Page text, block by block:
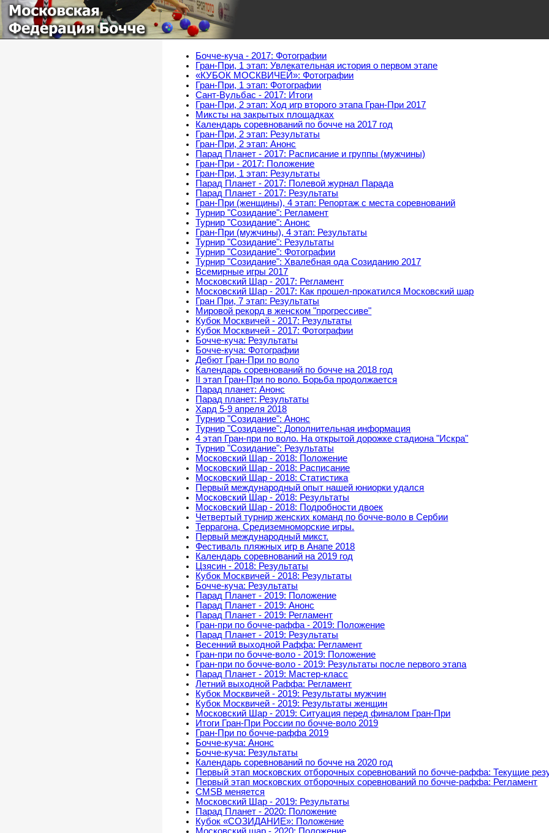
Московская
Федерация Бочче
Бочче-куча - 2017: Фотографии
Гран-При, 1 этап: Увлекательная история о первом этапе
«КУБОК МОСКВИЧЕЙ»: Фотографии
Гран-При, 1 этап: Фотографии
Сант-Вульбас - 2017: Итоги
Гран-При, 2 этап: Ход игр второго этапа Гран-При 2017
Миксты на закрытых площадках
Календарь соревнований по бочче на 2017 год
Гран-При, 2 этап: Результаты
Гран-При, 2 этап: Анонс
Парад Планет - 2017: Расписание и группы (мужчины)
Гран-При - 2017: Положение
Гран-При, 1 этап: Результаты
Парад Планет - 2017: Полевой журнал Парада
Парад Планет - 2017: Результаты
Гран-При (женщины), 4 этап: Репортаж с места соревнований
Турнир "Созидание": Регламент
Турнир "Созидание": Анонс
Гран-При (мужчины), 4 этап: Результаты
Турнир "Созидание": Результаты
Турнир "Созидание": Фотографии
Турнир "Созидание": Хвалебная ода Созиданию 2017
Всемирные игры 2017
Московский Шар - 2017: Регламент
Московский Шар - 2017: Как прошел-прокатился Московский шар
Гран При, 7 этап: Результаты
Мировой рекорд в женском "прогрессиве"
Кубок Москвичей - 2017: Результаты
Кубок Москвичей - 2017: Фотографии
Бочче-куча: Результаты
Бочче-куча: Фотографии
Дебют Гран-При по воло
Календарь соревнований по бочче на 2018 год
II этап Гран-При по воло. Борьба продолжается
Парад планет: Анонс
Парад планет: Результаты
Хард 5-9 апреля 2018
Турнир "Созидание": Анонс
Турнир "Созидание": Дополнительная информация
4 этап Гран-при по воло. На открытой дорожке стадиона "Искра"
Турнир "Созидание": Результаты
Московский Шар - 2018: Положение
Московский Шар - 2018: Расписание
Московский Шар - 2018: Статистика
Первый международный опыт нашей юниорки удался
Московский Шар - 2018: Результаты
Московский Шар - 2018: Подробности двоек
Четвертый турнир женских команд по бочче-воло в Сербии
Террагона, Средиземноморские игры.
Первый международный микст.
Фестиваль пляжных игр в Анапе 2018
Календарь соревнований на 2019 год
Цзясин - 2018: Результаты
Кубок Москвичей - 2018: Результаты
Бочче-куча: Результаты
Парад Планет - 2019: Положение
Парад Планет - 2019: Анонс
Парад Планет - 2019: Регламент
Гран-при по бочче-раффа - 2019: Положение
Парад Планет - 2019: Результаты
Весенний выходной Раффа: Регламент
Гран-при по бочче-воло - 2019: Положение
Гран-при по бочче-воло - 2019: Результаты после первого этапа
Парад Планет - 2019: Мастер-класс
Летний выходной Раффа: Регламент
Кубок Москвичей - 2019: Результаты мужчин
Кубок Москвичей - 2019: Результаты женщин
Московский Шар - 2019: Ситуация перед финалом Гран-При
Итоги Гран-При России по бочче-воло 2019
Гран-При по бочче-раффа 2019
Бочче-куча: Анонс
Бочче-куча: Результаты
Календарь соревнований по бочче на 2020 год
Первый этап московских отборочных соревнований по бочче-раффа: Текущие
Первый этап московских отборочных соревнований по бочче-раффа: Регламент
CMSB меняется
Московский Шар - 2019: Результаты
Парад Планет - 2020: Положение
Кубок «СОЗИДАНИЕ»: Положение
Московский шар - 2020: Положение